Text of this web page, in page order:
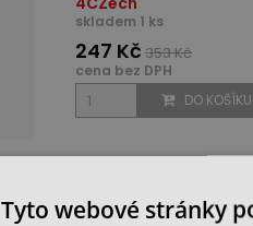
skladem 1 ks
247 Kč 353 Kč
cena bez DPH
DO KOŠÍKU
Tyto webové stránky